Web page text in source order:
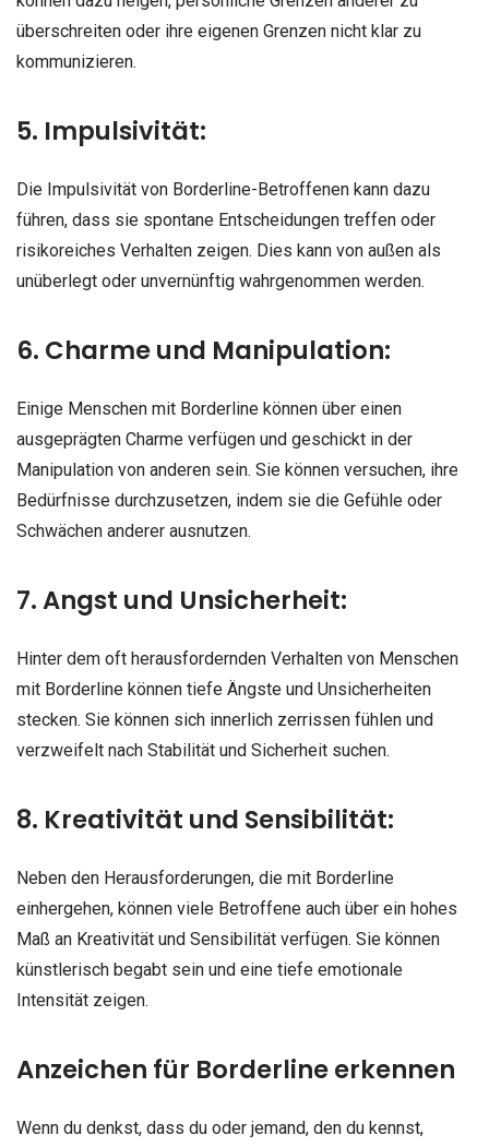
überschreiten oder ihre eigenen Grenzen nicht klar zu
kommunizieren.
5. Impulsivität:
Die Impulsivität von Borderline-Betroffenen kann dazu
führen, dass sie spontane Entscheidungen treffen oder
risikoreiches Verhalten zeigen. Dies kann von außen als
unüberlegt oder unvernünftig wahrgenommen werden.
6. Charme und Manipulation:
Einige Menschen mit Borderline können über einen
ausgeprägten Charme verfügen und geschickt in der
Manipulation von anderen sein. Sie können versuchen, ihre
Bedürfnisse durchzusetzen, indem sie die Gefühle oder
Schwächen anderer ausnutzen.
7. Angst und Unsicherheit:
Hinter dem oft herausfordernden Verhalten von Menschen
mit Borderline können tiefe Ängste und Unsicherheiten
stecken. Sie können sich innerlich zerrissen fühlen und
verzweifelt nach Stabilität und Sicherheit suchen.
8. Kreativität und Sensibilität:
Neben den Herausforderungen, die mit Borderline
einhergehen, können viele Betroffene auch über ein hohes
Maß an Kreativität und Sensibilität verfügen. Sie können
künstlerisch begabt sein und eine tiefe emotionale
Intensität zeigen.
Anzeichen für Borderline erkennen
Wenn du denkst, dass du oder jemand, den du kennst,